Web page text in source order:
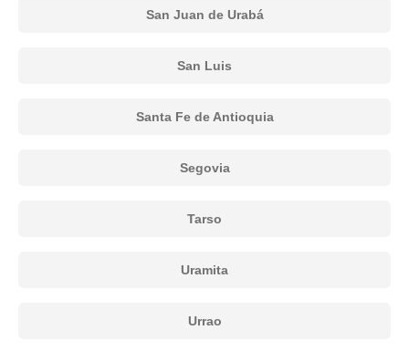
San Juan de Urabá
San Luis
Santa Fe de Antioquia
Segovia
Tarso
Uramita
Urrao